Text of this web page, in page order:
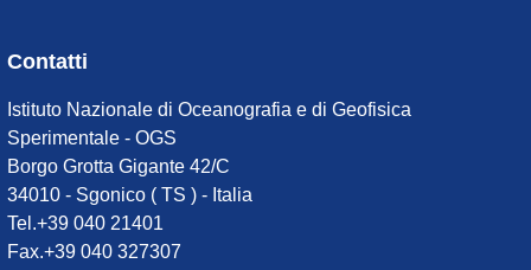
Contatti
Istituto Nazionale di Oceanografia e di Geofisica
Sperimentale - OGS
Borgo Grotta Gigante 42/C
34010 - Sgonico ( TS ) - Italia
Tel.+39 040 21401
Fax.+39 040 327307